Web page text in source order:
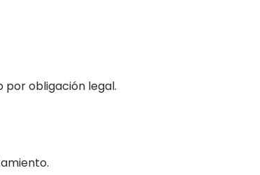
por obligación legal.